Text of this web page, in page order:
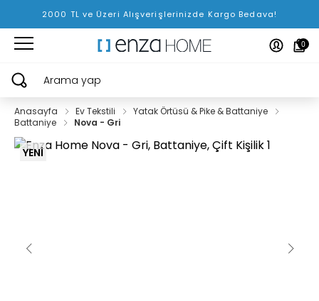
2000 TL ve Üzeri Alışverişlerinizde Kargo Bedava!
0
Arama yap
Anasayfa Ev Tekstili
Yatak Örtüsü & Pike & Battaniye
Battaniye
Nova - Gri
YENİ